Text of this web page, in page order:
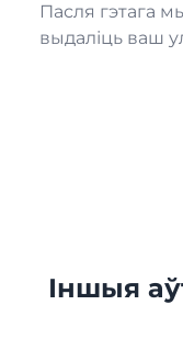
Пасля гэтага
выдаліць ваш
Іншыя